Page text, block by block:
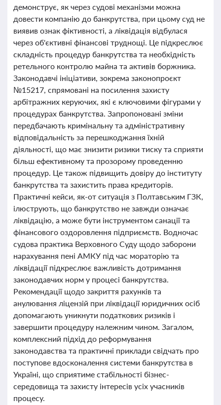
демонструє, як через судові механізми можна
довести компанію до банкрутства, при цьому суд не
виявив ознак фіктивності, а ліквідація відбулася
через об'єктивні фінансові труднощі. Це підкреслює
складність процедур банкрутства та необхідність
ретельного контролю майна та активів боржника.
Законодавчі ініціативи, зокрема законопроєкт
№15217, спрямовані на посилення захисту
арбітражних керуючих, які є ключовими фігурами у
процедурах банкрутства. Запропоновані зміни
передбачають кримінальну та адміністративну
відповідальність за перешкоджання їхній
діяльності, що має знизити ризики тиску та сприяти
більш ефективному та прозорому проведенню
процедур. Це також підвищить довіру до інституту
банкрутства та захистить права кредиторів.
Практичні кейси, як-от ситуація з Полтавським ГЗК,
ілюструють, що банкрутство не завжди означає
ліквідацію, а може бути інструментом санації та
фінансового оздоровлення підприємств. Водночас
судова практика Верховного Суду щодо заборони
нарахування пені АМКУ під час мораторію та
ліквідації підкреслює важливість дотримання
законодавчих норм у процесі банкрутства.
Рекомендації щодо закриття рахунків та
анулювання ліцензій при ліквідації юридичних осіб
допомагають уникнути податкових ризиків і
завершити процедуру належним чином. Загалом,
комплексний підхід до реформування
законодавства та практичні приклади свідчать про
поступове вдосконалення системи банкрутства в
Україні, що сприятиме стабільності бізнес-
середовища та захисту інтересів усіх учасників
процесу.